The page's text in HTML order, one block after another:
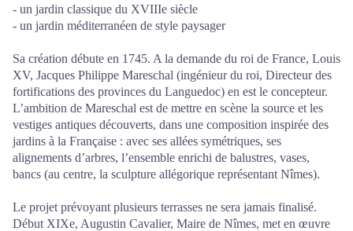
- un jardin classique du XVIIIe siècle
- un jardin méditerranéen de style paysager
Sa création débute en 1745. A la demande du roi de France, Louis
XV, Jacques Philippe Mareschal (ingénieur du roi, Directeur des
fortifications des provinces du Languedoc) en est le concepteur.
L’ambition de Mareschal est de mettre en scène la source et les
vestiges antiques découverts, dans une composition inspirée des
jardins à la Française : avec ses allées symétriques, ses
alignements d’arbres, l’ensemble enrichi de balustres, vases,
bancs (au centre, la sculpture allégorique représentant Nîmes).
Le projet prévoyant plusieurs terrasses ne sera jamais finalisé.
Début XIXe, Augustin Cavalier, Maire de Nîmes, met en œuvre